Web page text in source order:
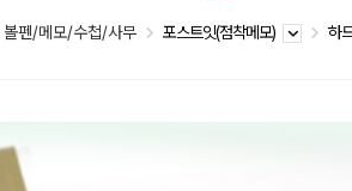
볼펜/메모/수첩/사무 포스트잇(점착메모) 하